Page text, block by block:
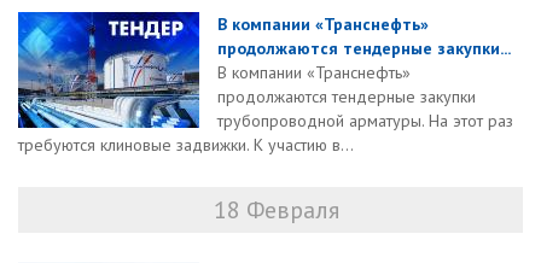
В компании «Транснефть»
продолжаются тендерные закупки...
В компании «Транснефть»
продолжаются тендерные закупки
трубопроводной арматуры. На этот раз
требуются клиновые задвижки. К участию в...
18 Февраля